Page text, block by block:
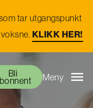
tar utgangspunkt
KLIKK HER!
Bli Meny